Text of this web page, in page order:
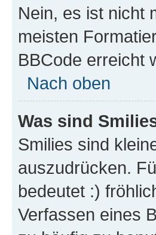
Nein, es ist nicht
meisten
BBCode erreicht
Nach oben
Was sind
Smilies sind
auszudrücken.
bedeutet :)
Verfassen eines